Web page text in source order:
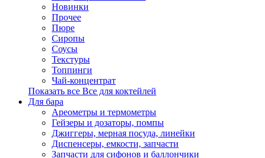
Новинки
Прочее
Пюре
Сиропы
Соусы
Текстуры
Топпинги
Чай-концентрат
Показать все Все для коктейлей
Для бара
Ареометры и термометры
Гейзеры и дозаторы, помпы
Джиггеры, мерная посуда, линейки
Диспенсеры, емкости, запчасти
Запчасти для сифонов и баллончики